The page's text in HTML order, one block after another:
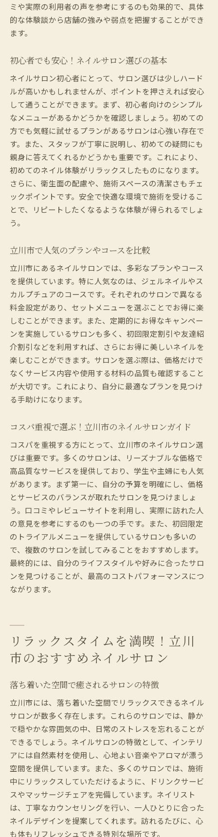
ミや実際の利用者の声を参考にするのも効果的で、具体
的な体験談から店舗の強みや弱点を把握することができ
ます。
初心者でも安心！ネイルサロン選びの基本
ネイルサロン初心者にとって、サロン選びは少しハード
ルが高いかもしれませんが、ポイントを押さえれば安心
して通うことができます。まず、初心者向けのシンプル
なメニューがあるかどうかを確認しましょう。初めての
方でも気軽に試せるプランがあるサロンは心強い存在で
す。また、スタッフが丁寧に説明し、初めての疑問にも
親身に答えてくれるかどうかも重要です。これにより、
初めてのネイル体験がリラックスしたものになります。
さらに、衛生面の配慮や、施術スペースの清潔さもチェ
ックポイントです。安全で快適な環境で施術を受けるこ
とで、リピートしたくなるような体験が得られるでしょ
う。
立川市で人気のプランやコースを比較
立川市にあるネイルサロンでは、多彩なプランやコース
を提供しています。特に人気なのは、ジェルネイルやス
カルプチュアのコースです。それぞれのサロンで異なる
料金設定があり、セットメニューを選ぶことでお得に楽
しむことができます。また、定期的にお得なキャンペー
ンを実施しているサロンも多く、初回限定割引や友達紹
介割引などを利用すれば、さらにお得に美しいネイルを
楽しむことができます。サロンを選ぶ際は、価格だけで
なくサービス内容や使用する材料の品質も確認すること
が大切です。これにより、自分に最適なプランを見つけ
る手助けになります。
コスパ重視で選ぶ！立川市のネイルサロンガイド
コスパを重視する方にとって、立川市のネイルサロン選
びは重要です。多くのサロンは、リーズナブルな価格で
高品質なサービスを提供しており、学生や主婦にも人気
があります。まず第一に、自分の予算を明確にし、価格
とサービスのバランスが取れたサロンを見つけましょ
う。口コミやレビューサイトを利用し、実際に訪れた人
の意見を参考にするのも一つの手です。また、初回限定
のトライアルメニューを提供しているサロンも多いの
で、複数のサロンを試してみることをおすすめします。
最終的には、自分のライフスタイルや好みに合ったサロ
ンを見つけることが、最高のコストパフォーマンスにつ
ながります。
リラックスタイムを満喫！立川
市のおすすめネイルサロン
落ち着いた空間で癒されるサロンの特徴
立川市には、落ち着いた空間でリラックスできるネイル
サロンが数多く存在します。これらのサロンでは、静か
で穏やかな雰囲気の中、日常のストレスを忘れることが
できるでしょう。ネイルサロンの特徴として、インテリ
アには自然素材を使用し、心地よい音楽やアロマが漂う
空間を提供しています。また、多くのサロンでは、施術
中にリラックスしていただけるように、ドリンクサービ
スやマッサージチェアを完備しています。ネイリスト
は、丁寧なカウンセリングを行い、一人ひとりに合った
ネイルデザインを提案してくれます。訪れるたびに、心
も体もリフレッシュできる特別な場所です。